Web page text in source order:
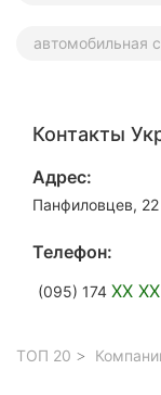
автомобильная
Контакты
Адрес:
Панфиловцев, 22
Телефон:
(095) 174 XX XX
ТОП 20